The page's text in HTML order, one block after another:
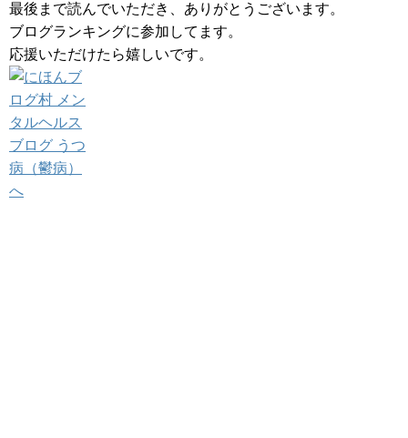
最後まで読んでいただき、ありがとうございます。
ブログランキングに参加してます。
応援いただけたら嬉しいです。